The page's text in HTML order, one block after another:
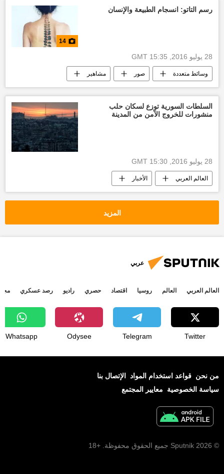
صقور
رسم التاتو: انسجام الطبيعة والإنسان
14
28 يوليو 2016, 15:35 GMT
وسائط متعددة صور مشاهير
التاتو روسيا جمهورية القرم الروسية
السلطات السورية توزع لسكان حلب
منشورات للخروج الآمن من المدينة
28 يوليو 2016, 15:30 GMT
العالم العربي الأخبار
وزير الدفاع الروسي سيرغي شويغو
المزيد
عربي
العالم العربي العالم روسيا اقتصاد حصري راديو رصد عسكري
Twitter
Telegram
Odysee
Whatsapp
من نحن قواعد استخدام المواد
الإتصال بنا
سياسة الخصوصية
معايير المجتمع
© 2026 Sputnik جميع الحقوق محفوظة. +18